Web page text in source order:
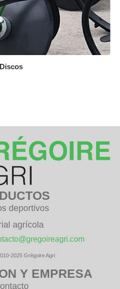
Discos
deportivos
agrícola
2025 Grégoire Agri
Y EMPRESA